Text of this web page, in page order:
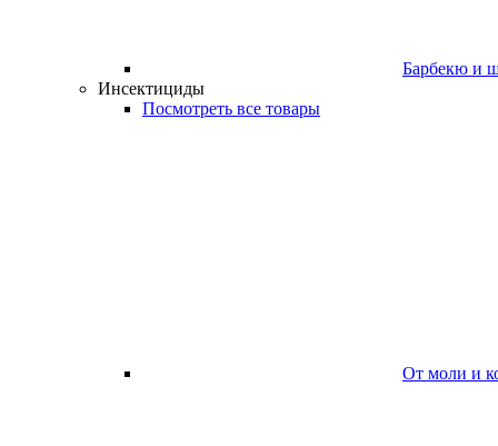
Барбекю и
Инсектициды
Посмотреть все товары
От моли и